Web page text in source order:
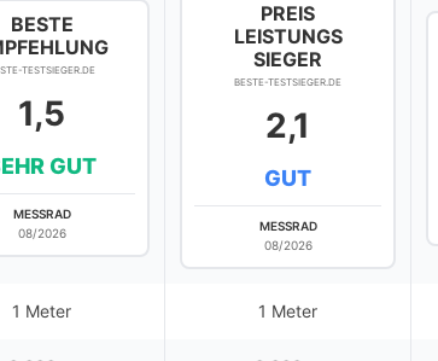
BESTE
TESTSIEGER.DE
1,5
GUT
MESSRAD
08/2026
PREIS
LEISTUNGS
SIEGER
BESTE-TESTSIEGER.DE
2,1
GUT
MESSRAD
08/2026
1 Meter 1 Meter